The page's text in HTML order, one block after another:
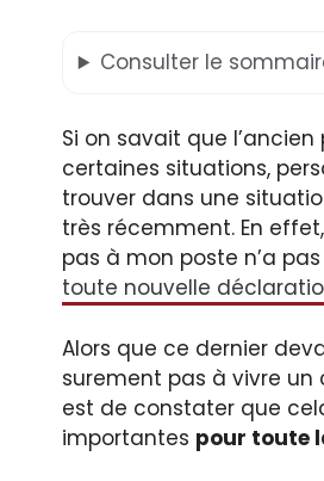
Consulter le
Si on savait que
certaines situations,
trouver dans une
très récemment. En
pas à mon poste n’a
toute nouvelle
Alors que ce dernier
surement pas à vivre un
est de constater que
importantes pour toute